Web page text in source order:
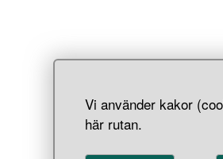
Vi använder kakor
här rutan.